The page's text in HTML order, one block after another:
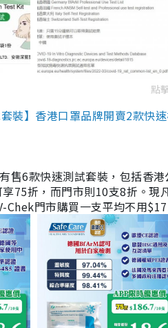
點
裝】香港口罩品牌開賣2款
售6款快速測試套裝，包括香
75折，而門市則10支8折。
Chek門市購買一支平均不用